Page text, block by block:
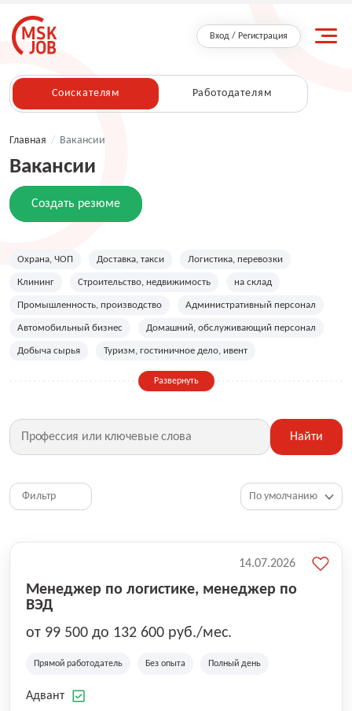
Вход / Регистрация
Соискателям Работодателям
Главная / Вакансии
Вакансии
Создать резюме
Охрана, ЧОП Доставка, такси Логистика, перевозки
Клининг Строительство, недвижимость на склад
Промышленность, производство Административный персонал
Автомобильный бизнес Домашний, обслуживающий персонал
Добыча сырья Туризм, гостиничное дело, ивент
Дизайн, искусство, ивент
Фитнес, красота, спорт Страхование
Медицина, фармацевтика Маркетинг, PR, реклама
HR, управление персоналом
Топ менеджмент, руководители
Развернуть
Найти
Фильтр
Менеджер по логистике, менеджер по
ВЭД
от 99 500 до 132 600 руб./мес.
Прямой работодатель Без опыта Полный день
Адвант
14.07.2026